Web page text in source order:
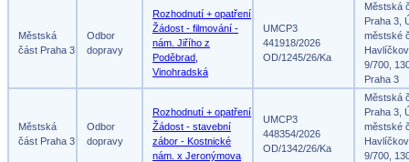
Městská
část Praha 3
Odbor
dopravy
Rozhodnutí + opatření
Žádost - filmování -
nám. Jiřího z
Poděbrad,
Vinohradská
UMCP3
441918/2026
OD/1245/26/Ka
Městská
Praha 3,
městské
9/700,
Praha 3
Městská
část Praha 3
Odbor
dopravy
Rozhodnutí + opatření
Žádost - stavební
zábor - Kostnické
nám. x Jeronýmova
UMCP3
448354/2026
OD/1342/26/Ka
Městská
Praha 3,
městské
9/700,